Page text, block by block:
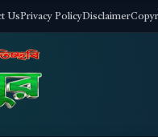
UsPrivacy PolicyDisclaimer